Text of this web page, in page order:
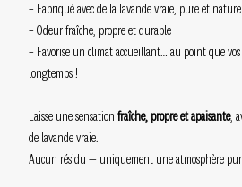
– Fabriqué avec de la lavande vraie, pure et
– Odeur fraîche, propre et durable
– Favorise un climat accueillant… au point que
longtemps !
Laisse une sensation fraîche, propre et apaisante,
de lavande vraie.
Aucun résidu — uniquement une atmosphère